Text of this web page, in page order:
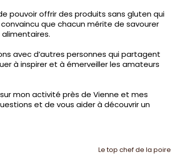
pouvoir offrir des produits sans gluten qui
que chacun mérite de savourer
avec d’autres personnes qui partagent
à inspirer et à émerveiller les amateurs
mon activité près de Vienne et mes
et de vous aider à découvrir un
Le top chef de la poire